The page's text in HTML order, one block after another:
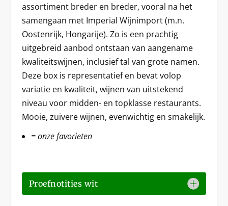
assortiment breder en breder, vooral na het
samengaan met Imperial Wijnimport (m.n.
Oostenrijk, Hongarije). Zo is een prachtig
uitgebreid aanbod ontstaan van aangename
kwaliteitswijnen, inclusief tal van grote namen.
Deze box is representatief en bevat volop
variatie en kwaliteit, wijnen van uitstekend
niveau voor midden- en topklasse restaurants.
Mooie, zuivere wijnen, evenwichtig en smakelijk.
= onze favorieten
Proefnotities wit